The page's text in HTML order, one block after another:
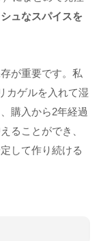
ュなスパイスを
が重要です。私
カゲルを入れて湿
購入から2年経過
ることができ、
して作り続ける